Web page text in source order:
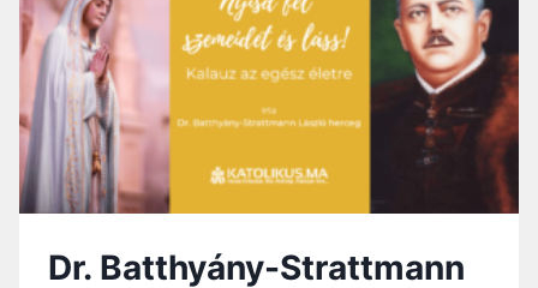
Dr. Batthyány-Strattmann